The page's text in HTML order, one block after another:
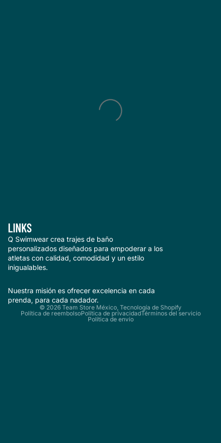
LINKS
Q Swimwear crea trajes de baño
personalizados diseñados para empoderar a los
atletas con calidad, comodidad y un estilo
inigualables.
Nuestra misión es ofrecer excelencia en cada
prenda, para cada nadador.
© 2026 Team Store México, Tecnología de Shopify
Política de reembolsoPolítica de privacidadTérminos del servicio
Política de envío